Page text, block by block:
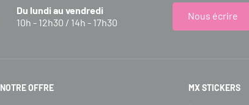
Du lundi au vendredi
10h - 12h30 / 14h - 17h30
Nous écrire
NOTRE OFFRE MX STICKERS